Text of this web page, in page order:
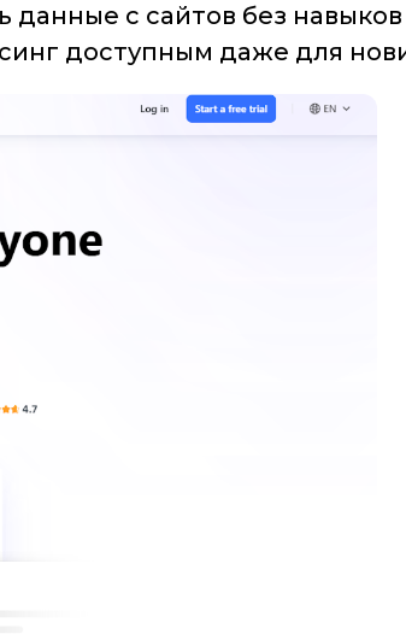
данные с сайтов без навыков
доступным даже для